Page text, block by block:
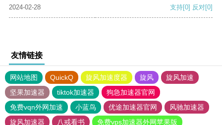
2024-02-28 支持[0] 反对[0]
友情链接
网站地图 QuickQ 旋风加速度器 旋风
旋风加速
坚果加速器
tiktok加速器
狗急加速器官网
免费vqn外网加速
小蓝鸟 优途加速器官网
风驰加速器
旋风加速器
八戒看书 免费vps加速器外网苹果版